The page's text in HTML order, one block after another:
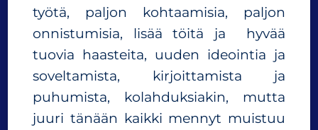
työtä, paljon kohtaamisia, paljon
onnistumisia, lisää töitä ja hyvää
tuovia haasteita, uuden ideointia ja
soveltamista, kirjoittamista ja
puhumista, kolahduksiakin, mutta
juuri tänään kaikki mennyt muistuu